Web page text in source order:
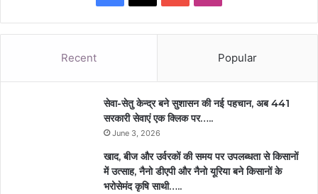
Recent Popular
सेवा-सेतु केन्द्र बने सुशासन की नई पहचान, अब 441
सरकारी सेवाएं एक क्लिक पर…..
June 3, 2026
खाद, बीज और उर्वरकों की समय पर उपलब्धता से किसानों
में उत्साह, नैनो डीएपी और नैनो यूरिया बने किसानों के
भरोसेमंद कृषि साथी…..